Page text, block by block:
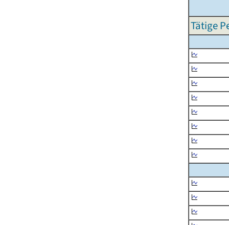
Tätige